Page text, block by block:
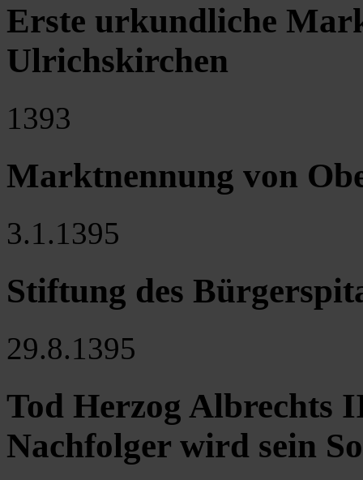
Erste urkundliche
Ulrichskirchen
1393
Marktnennung von
3.1.1395
Stiftung des
29.8.1395
Tod Herzog Albrechts
Nachfolger wird sein